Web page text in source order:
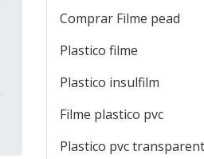
Comprar Filme pead
Plastico filme
Plastico insulfilm
Filme plastico pvc
Plastico pvc